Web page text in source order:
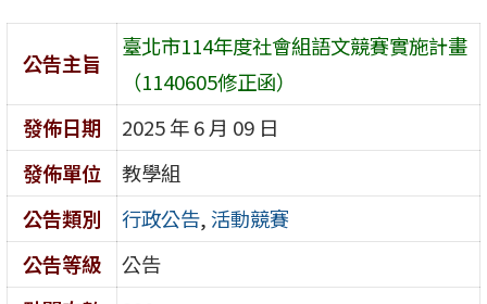
公告主旨
臺北市114年度社會組語文競賽實施計畫
（1140605修正函）
發佈日期
2025 年 6 月 09 日
發佈單位
教學組
公告類別
行政公告,活動競賽
公告等級
公告